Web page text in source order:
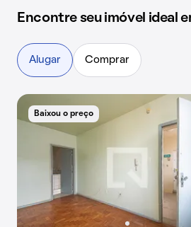
Encontre seu imóvel ideal
Baixou o preço
Alugar Comprar